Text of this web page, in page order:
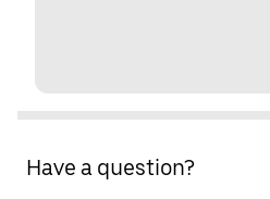
Have a question?